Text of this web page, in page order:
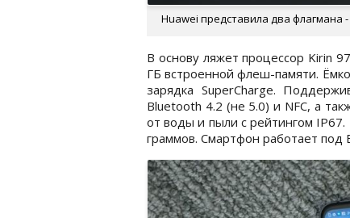
Huawei представила два флагмана -
В основу ляжет процессор Kirin
ГБ встроенной флеш-памяти.
зарядка SuperCharge.
Bluetooth 4.2 (не 5.0) и NFC, а
от воды и пыли с рейтингом
граммов. Смартфон работает под